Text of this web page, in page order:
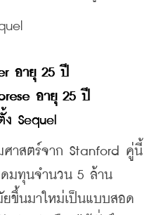
อายุ 25 ปี
อายุ 25 ปี
Sequel
สตร์จาก Stanford คู่นี้
ดมทุนจำนวน 5 ล้าน
ขึ้นมาใหม่เป็นแบบสอด